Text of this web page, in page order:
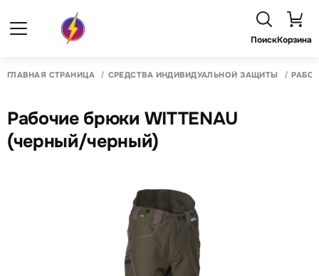
ПоискКорзина
ГЛАВНАЯ СТРАНИЦА СРЕДСТВА ИНДИВИДУАЛЬНОЙ ЗАЩИТЫ
Рабочие брюки WITTENAU
(черный/черный)